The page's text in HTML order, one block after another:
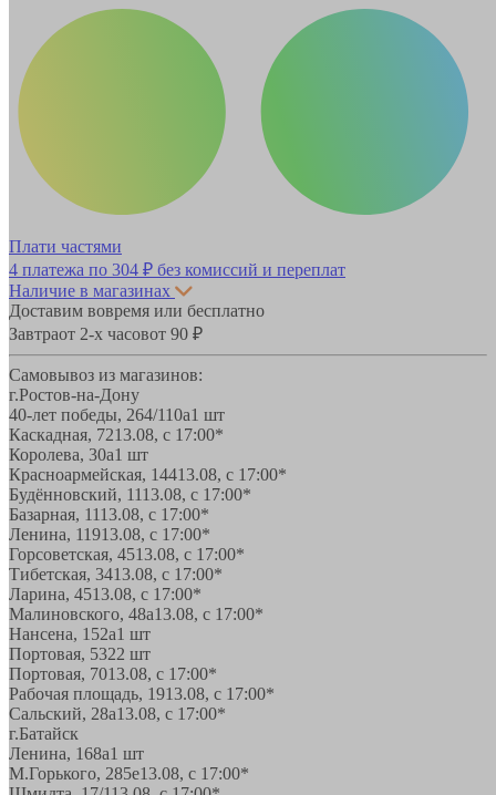
Плати частями
4 платежа по 304 ₽ без комиссий и переплат
Наличие в магазинах
Доставим вовремя или бесплатно
Завтраот 2-х часовот 90 ₽
Самовывоз из магазинов:
г.Ростов-на-Дону
40-лет победы, 264/110а1 шт
Каскадная, 7213.08, с 17:00*
Королева, 30а1 шт
Красноармейская, 14413.08, с 17:00*
Будённовский, 1113.08, с 17:00*
Базарная, 1113.08, с 17:00*
Ленина, 11913.08, с 17:00*
Горсоветская, 4513.08, с 17:00*
Тибетская, 3413.08, с 17:00*
Ларина, 4513.08, с 17:00*
Малиновского, 48а13.08, с 17:00*
Нансена, 152а1 шт
Портовая, 5322 шт
Портовая, 7013.08, с 17:00*
Рабочая площадь, 1913.08, с 17:00*
Сальский, 28a13.08, с 17:00*
г.Батайск
Ленина, 168а1 шт
М.Горького, 285е13.08, с 17:00*